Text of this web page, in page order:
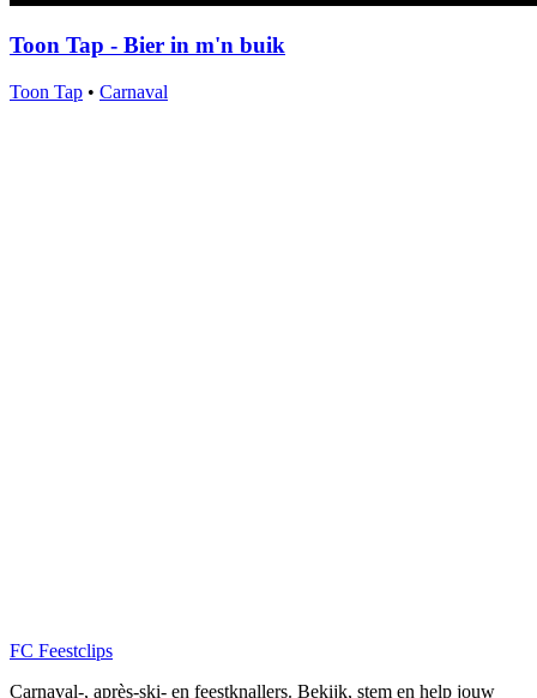
Toon Tap - Bier in m'n buik
Toon Tap • Carnaval
FC Feestclips
Carnaval-, après-ski- en feestknallers. Bekijk, stem en help jouw